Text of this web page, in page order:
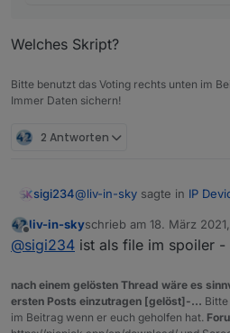
Welches Skript?
Bitte benutzt das Voting rechts unten im
Immer Daten sichern!
2 Antworten
sigi234@liv-in-sky sagte in IP
suche tester für neue
script zum import
Offline
liv-in-skyschrieb am 18. März
zuletzt editiert von liv-in-
@sigi234 ist als file im spoiler
nach einem gelösten Thread wäre es
ersten Posts einzutragen [gelöst]-...
im Beitrag wenn er euch geholfen hat.